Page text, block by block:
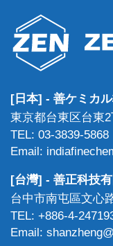
[日本] - 善ケミカ
東京都台東区台東
TEL: 03-3839-5868
Email:
[台灣] - 善正科技有
台中市南屯區文心
TEL: +886-4-
Email: